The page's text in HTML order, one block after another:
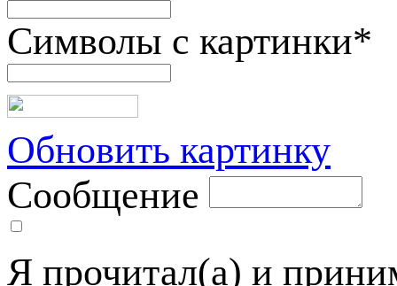
Символы с картинки*
Обновить картинку
Сообщение
Я прочитал(а) и